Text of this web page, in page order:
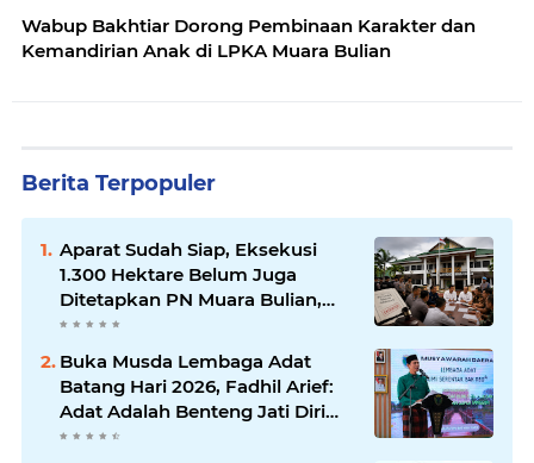
Wabup Bakhtiar Dorong Pembinaan Karakter dan
Kemandirian Anak di LPKA Muara Bulian
Berita Terpopuler
Aparat Sudah Siap, Eksekusi
1.300 Hektare Belum Juga
Ditetapkan PN Muara Bulian,
Ada Apa?
Buka Musda Lembaga Adat
Batang Hari 2026, Fadhil Arief:
Adat Adalah Benteng Jati Diri
Generasi Muda